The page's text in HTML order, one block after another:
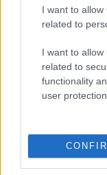
I want to
related to
I want to
related to
functionality
user protection.
Το πρόγραμμα
Το
του
Πώς θα
Τα 16
104 ματς